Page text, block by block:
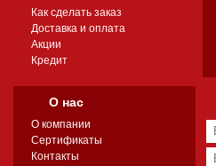
Как сделать заказ
Доставка и оплата
Акции
Кредит
О нас
О компании
Сертификаты
Контакты